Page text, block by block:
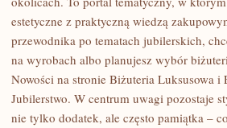
PORADY
KUPUJĄCYCH
estetyczne z praktyczną wiedzą
przewodnika po tematach jubilerskich,
na wyrobach albo planujesz wybór
Nowości na stronie Biżuteria Luksusowa
Jubilerstwo. W centrum uwagi pozostaje
nie tylko dodatek, ale często pamiątka –